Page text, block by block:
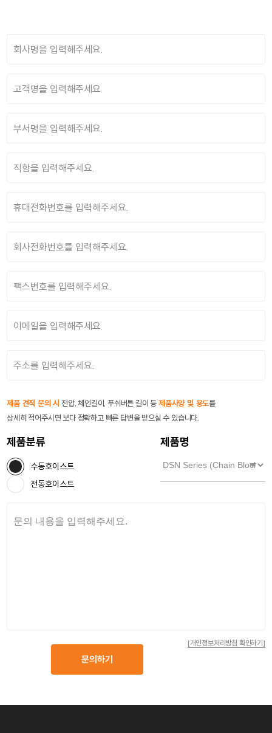
제품 견적 문의 시 전압, 체인길이, 푸쉬버튼 길이 등제품사양 및 용도를
상세히 적어주시면 보다 정확하고 빠른 답변을 받으실 수 있습니다.
제품분류
수동호이스트
전동호이스트
제품명
[개인정보처리방침 확인하기]
문의하기